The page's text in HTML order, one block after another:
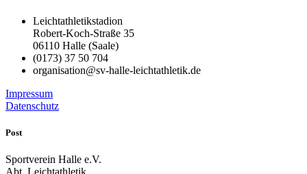
Leichtathletikstadion
Robert-Koch-Straße 35
06110 Halle (Saale)
(0173) 37 50 704
organisation@sv-halle-leichtathletik.de
Impressum
Datenschutz
Post
Sportverein Halle e.V.